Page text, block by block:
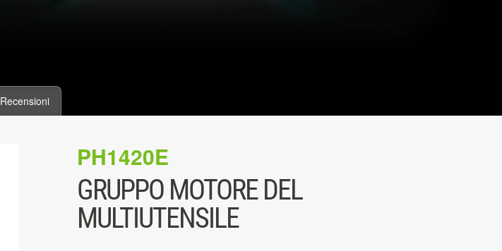
Recensioni
PH1420E
GRUPPO MOTORE DEL
MULTIUTENSILE